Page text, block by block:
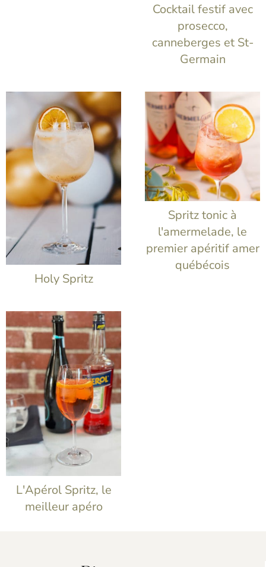
Cocktail festif avec
prosecco,
canneberges et St-
Germain
Holy Spritz
Spritz tonic à
l'amermelade, le
premier apéritif amer
québécois
L'Apérol Spritz, le
meilleur apéro